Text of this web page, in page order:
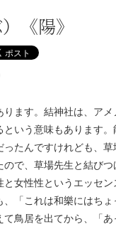
《陽》
ます。結神社は、ア
という意味もあります
ったんですけれども、
で、草場先生と結びつ
女性性というエッセ
、「これは和樂にはち
鳥居を出てから、「